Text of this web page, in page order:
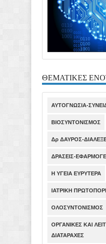
ΘΕΜΑΤΙΚΕΣ
ΑΥΤΟΓΝΩΣΙΑ-
ΒΙΟΣΥΝΤΟΝΙΣΜΟΣ
Δρ ΔΑΥΡΟΣ-
ΔΡΑΣΕΙΣ-
Η ΥΓΕΙΑ ΕΥΡΥΤΕΡΑ
ΙΑΤΡΙΚΗ
ΟΛΟΣΥΝΤΟΝΙΣΜΟΣ
ΟΡΓΑΝΙΚΕΣ ΚΑΙ
ΔΙΑΤΑΡΑΧΕΣ